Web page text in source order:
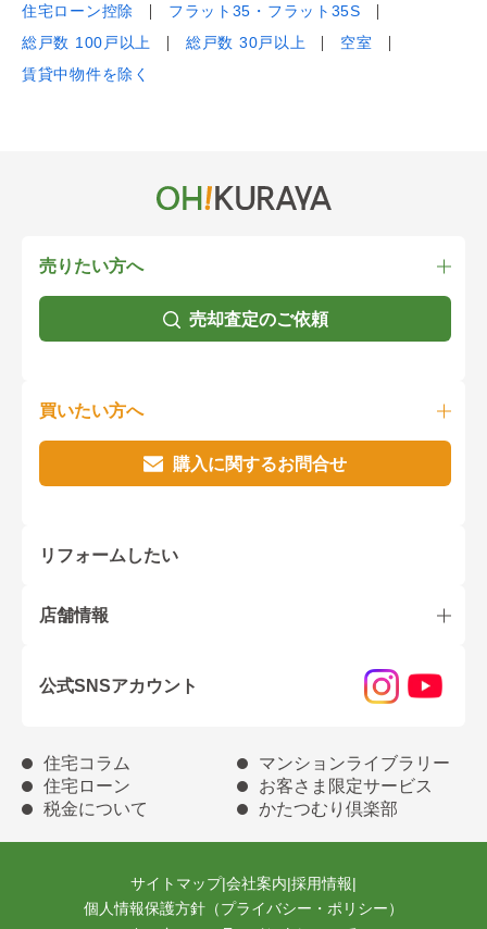
住宅ローン控除
フラット35・フラット35S
総戸数 100戸以上
総戸数 30戸以上
空室
賃貸中物件を除く
売りたい方へ
売却査定のご依頼
買いたい方へ
購入に関するお問合せ
リフォームしたい
店舗情報
公式SNSアカウント
住宅コラム
マンションライブラリー
住宅ローン
お客さま限定サービス
税金について
かたつむり倶楽部
サイトマップ|会社案内|採用情報|
個人情報保護方針（プライバシー・ポリシー）